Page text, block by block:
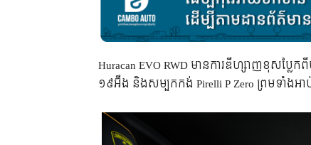
Huracan EVO RWD មានការឌីហ្សាញខុសប្លែ
១៩អ៊ីង និងសម្បកកង់ Pirelli P Zero ព្រមទាំងអា